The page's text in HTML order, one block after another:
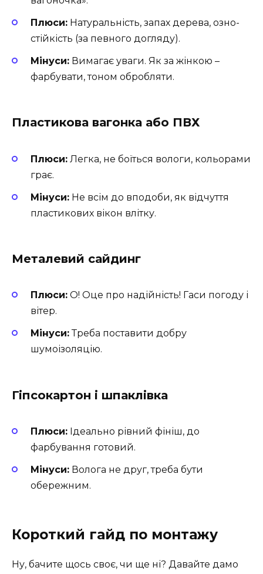
Плюси: Натуральність, запах дерева, озно-
стійкість (за певного догляду).
Мінуси: Вимагає уваги. Як за жінкою –
фарбувати, тоном обробляти.
Пластикова вагонка або ПВХ
Плюси: Легка, не боїться вологи, кольорами
грає.
Мінуси: Не всім до вподоби, як відчуття
пластикових вікон влітку.
Металевий сайдинг
Плюси: О! Оце про надійність! Гаси погоду і
вітер.
Мінуси:Треба поставити добру
шумоізоляцію.
Гіпсокартон і шпаклівка
Плюси: Ідеально рівний фініш, до
фарбування готовий.
Мінуси: Волога не друг, треба бути
обережним.
Короткий гайд по монтажу
Ну, бачите щось своє, чи ще ні? Давайте дамо